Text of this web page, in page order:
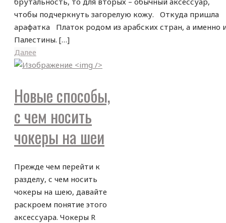
чтобы подчеркнуть загорелую кожу. Откуда пришла
арафатка Платок родом из арабских стран, а именно
Палестины. […]
Далее
Новые способы,
с чем носить
чокеры на шеи
Прежде чем перейти к
разделу, с чем носить
чокеры на шею, давайте
раскроем понятие этого
аксессуара. Чокеры R